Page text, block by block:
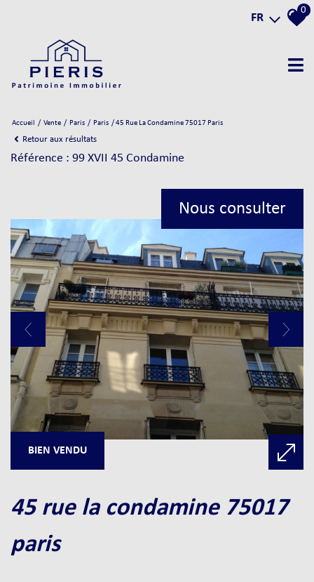
FR
0
Accueil Vente Paris Paris 45 Rue La Condamine 75017 Paris
Retour aux résultats
Référence : 99 XVII 45 Condamine
BIEN VENDU
Nous consulter
45 rue la condamine 75017
paris